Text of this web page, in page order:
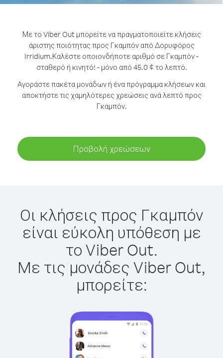
Με το Viber Out μπορείτε να πραγματοποιείτε κλήσεις
άριστης ποιότητας προς Γκαμπόν από Δορυφόρος
Irridium.Καλέστε οποιονδήποτε αριθμό σε Γκαμπόν -
σταθερό ή κινητό! - μόνο από 45.0 ¢ το λεπτό.
Αγοράστε πακέτα μονάδων ή ένα πρόγραμμα κλήσεων και
αποκτήστε τις χαμηλότερες χρεώσεις ανά λεπτό προς
Γκαμπόν.
Προβολή χρεώσεων
Οι κλήσεις προς Γκαμπόν
είναι εύκολη υπόθεση με
το Viber Out.
Με τις μονάδες Viber Out,
μπορείτε: